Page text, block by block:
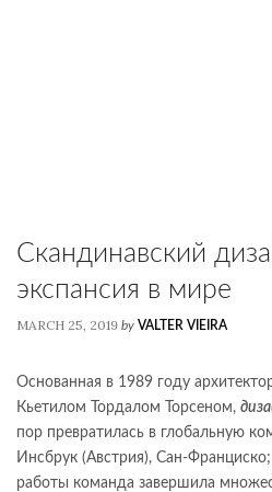
Скандинавский
экспансия в мире
MARCH 25, 2019 by VALTER VIEIRA
Основанная в 1989 году
Кьетилом Тордалом Торсеном,
пор превратилась в глобальную
Инсбрук (Австрия), Сан-
работы команда завершила